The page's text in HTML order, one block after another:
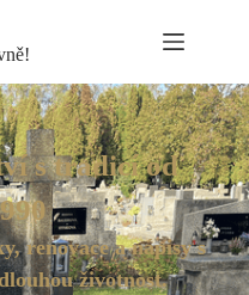
s tradicí od
renovace a nápisy s
životnost.